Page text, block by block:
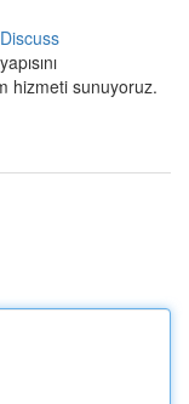
Discuss
hizmeti sunuyoruz.